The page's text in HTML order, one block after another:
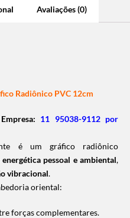
Avaliações (0)
Radiônico PVC 12cm
11 95038-9112 por
é um gráfico radiônico
pessoal e ambiental,
vibracional.
oriental:
forças complementares.